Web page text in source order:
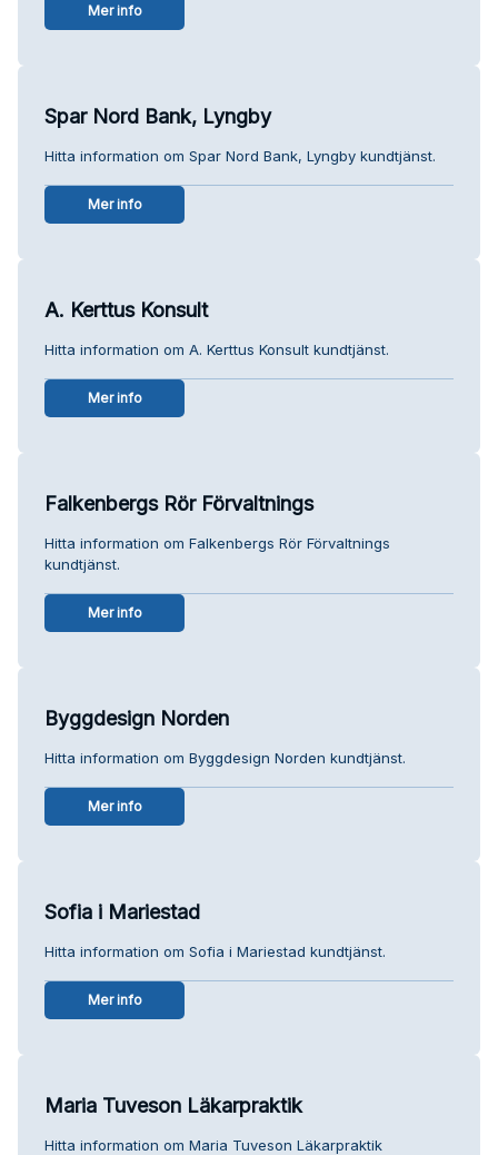
Mer info
Spar Nord Bank, Lyngby
Hitta information om Spar Nord Bank, Lyngby kundtjänst.
Mer info
A. Kerttus Konsult
Hitta information om A. Kerttus Konsult kundtjänst.
Mer info
Falkenbergs Rör Förvaltnings
Hitta information om Falkenbergs Rör Förvaltnings
kundtjänst.
Mer info
Byggdesign Norden
Hitta information om Byggdesign Norden kundtjänst.
Mer info
Sofia i Mariestad
Hitta information om Sofia i Mariestad kundtjänst.
Mer info
Maria Tuveson Läkarpraktik
Hitta information om Maria Tuveson Läkarpraktik